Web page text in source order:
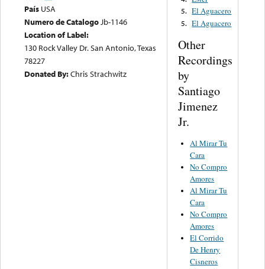
País USA
Numero de CatalogoJb-1146
Location of Label:
130 Rock Valley Dr. San Antonio, Texas
78227
Donated By:Chris Strachwitz
5. El Aguacero
5. El Aguacero
Other
Recordings
by
Santiago
Jimenez
Jr.
Al Mirar Tu
Cara
No Compro
Amores
Al Mirar Tu
Cara
No Compro
Amores
El Corrido
De Henry
Cisneros